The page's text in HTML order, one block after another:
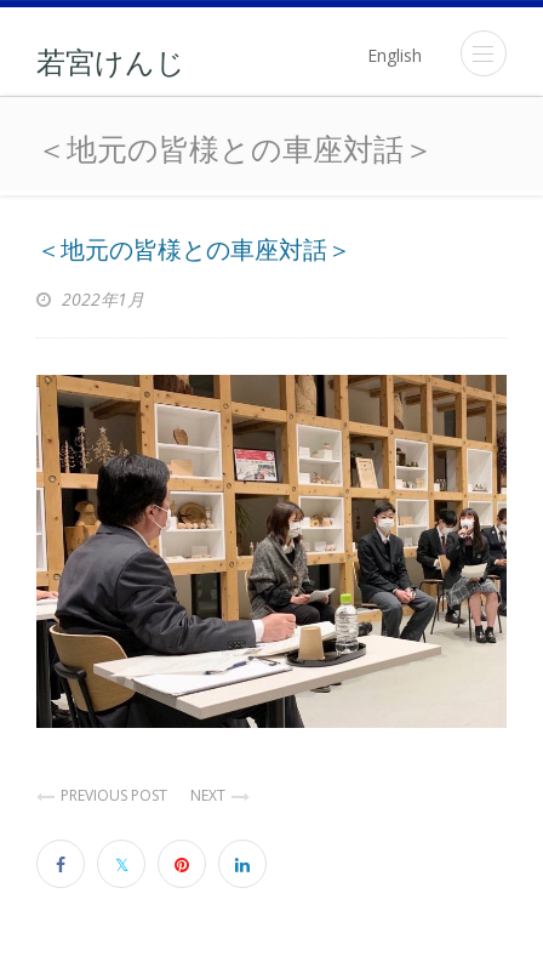
若宮けんじ English
＜地元の皆様との車座対
＜地元の皆様との車座対話＞
＜地元の皆様との車座対話＞
2022年1月
PREVIOUS POST NEXT